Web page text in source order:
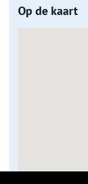
Op de kaart